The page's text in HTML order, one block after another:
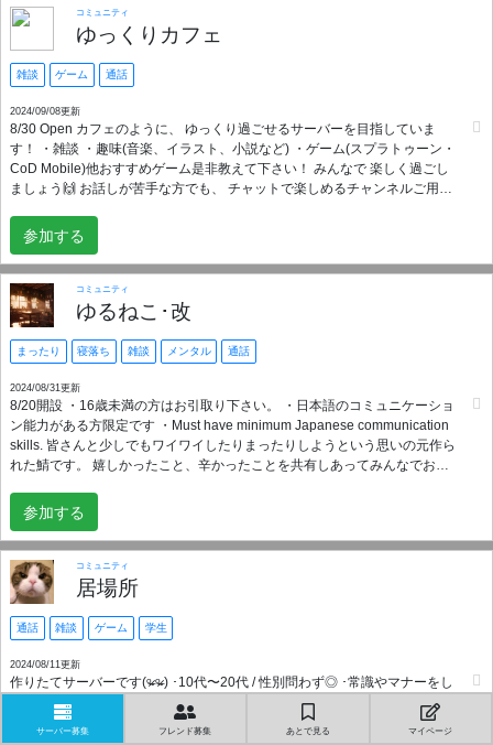
コミュニティ
ゆっくりカフェ
雑談 ゲーム 通話
2024/09/08更新
8/30 Open カフェのように、 ゆっくり過ごせるサーバーを目指していま
す！ ・雑談 ・趣味(音楽、イラスト、小説など) ・ゲーム(スプラトゥーン・
CoD Mobile)他おすすめゲーム是非教えて下さい！ みんなで 楽しく過ごし
ましょう🙌 お話しが苦手な方でも、 チャットで楽しめるチャンネルご用意
す！！！ ※入室の際はルールのご確認を お願い致します。 基本的に自由度
高めなサーバーでありたいと思います。 人の嫌がる事はやめて下さい。 他
のユーザーへの迷惑行為と見られる行動は処罰致します。
参加する
コミュニティ
ゆるねこ･改
まったり 寝落ち 雑談 メンタル 通話
2024/08/31更新
8/20開設 ・16歳未満の方はお引取り下さい。 ・日本語のコミュニケーショ
ン能力がある方限定です ・Must have minimum Japanese communication
skills. 皆さんと少しでもワイワイしたりまったりしようという思いの元作ら
れた鯖です。 嬉しかったこと、辛かったことを共有しあってみんなでお互
仲良くなっている鯖です。 少しでも皆さんの思いに寄り添って運営をして
いきたいと思ってますので、その点も安心してください。
参加する
コミュニティ
居場所
通話 雑談 ゲーム 学生
2024/08/11更新
作りたてサーバーです(ᵒ̴̶̷ ᵒ̴̶̷ ) ･10代〜20代 / 性別問わず◎ ･常識やマナーをし
っかりと守れる方のみ 特別なルールはありません ゲー厶が好きな方、暇な
時にお話できる場所がほしい方など大歓迎です！ 現在メンバー数名です
🙆🏻 お待ちしております〜！
サーバー募集 フレンド募集 あとで見る マイページ